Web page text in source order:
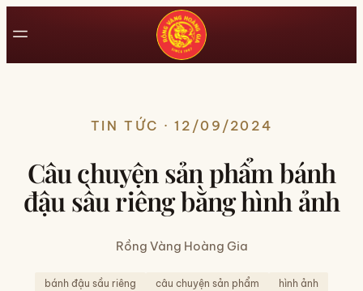
TIN TỨC · 12/09/2024
Câu chuyện sản phẩm bánh
đậu sầu riêng bằng hình ảnh
Rồng Vàng Hoàng Gia
bánh đậu sầu riêng câu chuyện sản phẩm hình ảnh